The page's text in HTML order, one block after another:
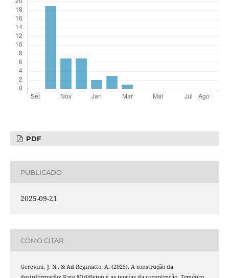
PDF
PUBLICADO
2025-09-21
COMO CITAR
Gerevini, J. N., & Ad Reginatto, A. (2025). A construção da